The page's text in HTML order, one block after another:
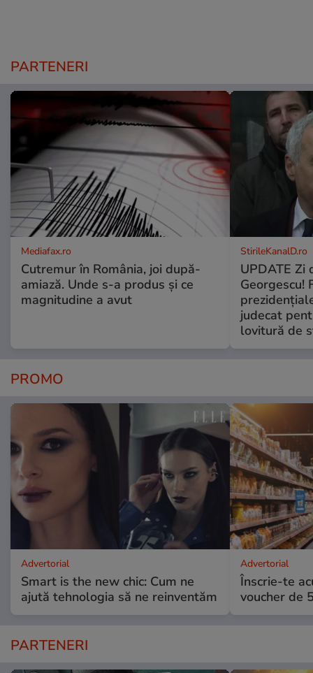
PARTENERI
Mediafax.ro
Cutremur în România, joi după-
amiază. Unde s-a produs și ce
magnitudine a avut
StirileKanalD.ro
UPDATE Zi
Georgescu!
judecat
lovitură de
PROMO
Advertorial
Smart is the new chic: Cum ne
ajută tehnologia să ne reinventăm
Advertorial
Înscrie-te
voucher de
PARTENERI